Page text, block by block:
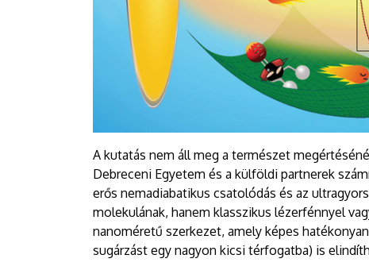
A kutatás nem áll meg a természet
Debreceni Egyetem és a külföldi partnerek
erős nemadiabatikus csatolódás és az
molekulának, hanem klasszikus lézerfénnyel
nanoméretű szerkezet, amely képes
sugárzást egy nagyon kicsi térfogatba) is